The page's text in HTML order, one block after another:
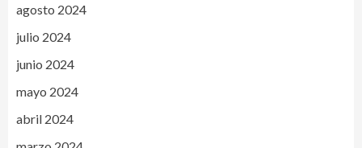
agosto 2024
julio 2024
junio 2024
mayo 2024
abril 2024